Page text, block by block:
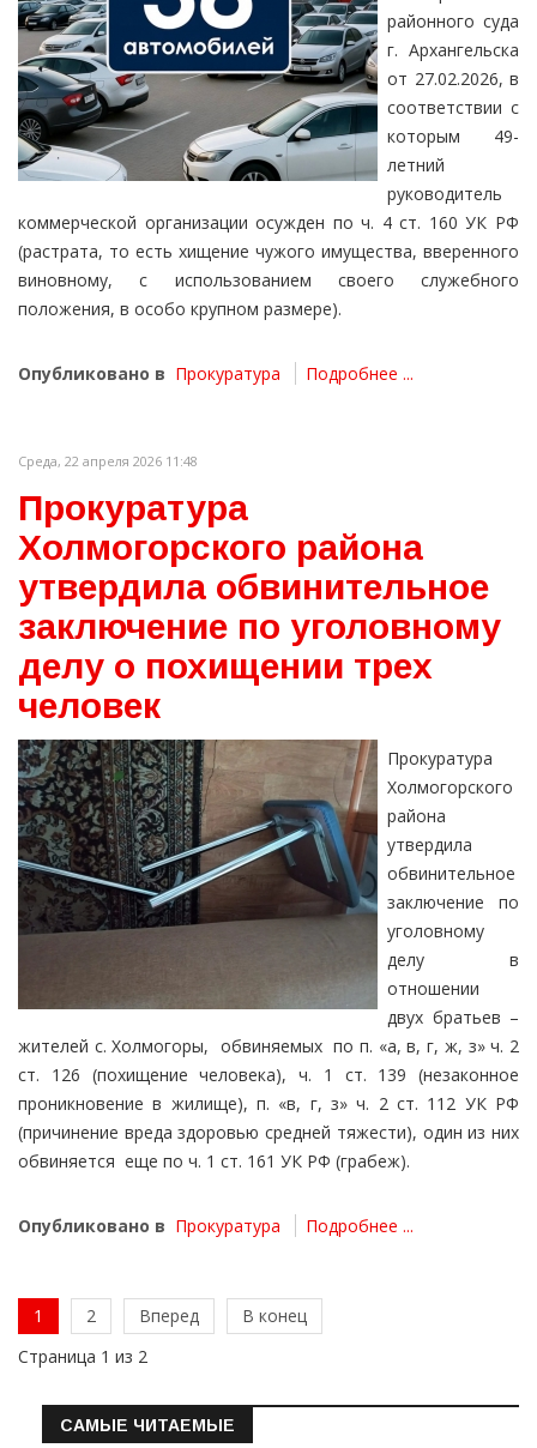
районного суда
г. Архангельска
от 27.02.2026, в
соответствии с
которым 49-
летний
руководитель
коммерческой организации осужден по ч. 4 ст. 160 УК РФ
(растрата, то есть хищение чужого имущества, вверенного
виновному, с использованием своего служебного
положения, в особо крупном размере).
Опубликовано в Прокуратура Подробнее ...
Среда, 22 апреля 2026 11:48
Прокуратура
Холмогорского района
утвердила обвинительное
заключение по уголовному
делу о похищении трех
человек
Прокуратура
Холмогорского
района
утвердила
обвинительное
заключение по
уголовному
делу в
отношении
двух братьев –
жителей с. Холмогоры, обвиняемых по п. «а, в, г, ж, з» ч. 2
ст. 126 (похищение человека), ч. 1 ст. 139 (незаконное
проникновение в жилище), п. «в, г, з» ч. 2 ст. 112 УК РФ
(причинение вреда здоровью средней тяжести), один из них
обвиняется еще по ч. 1 ст. 161 УК РФ (грабеж).
Опубликовано в Прокуратура Подробнее ...
1 2 Вперед
В конец
Страница 1 из 2
САМЫЕ ЧИТАЕМЫЕ